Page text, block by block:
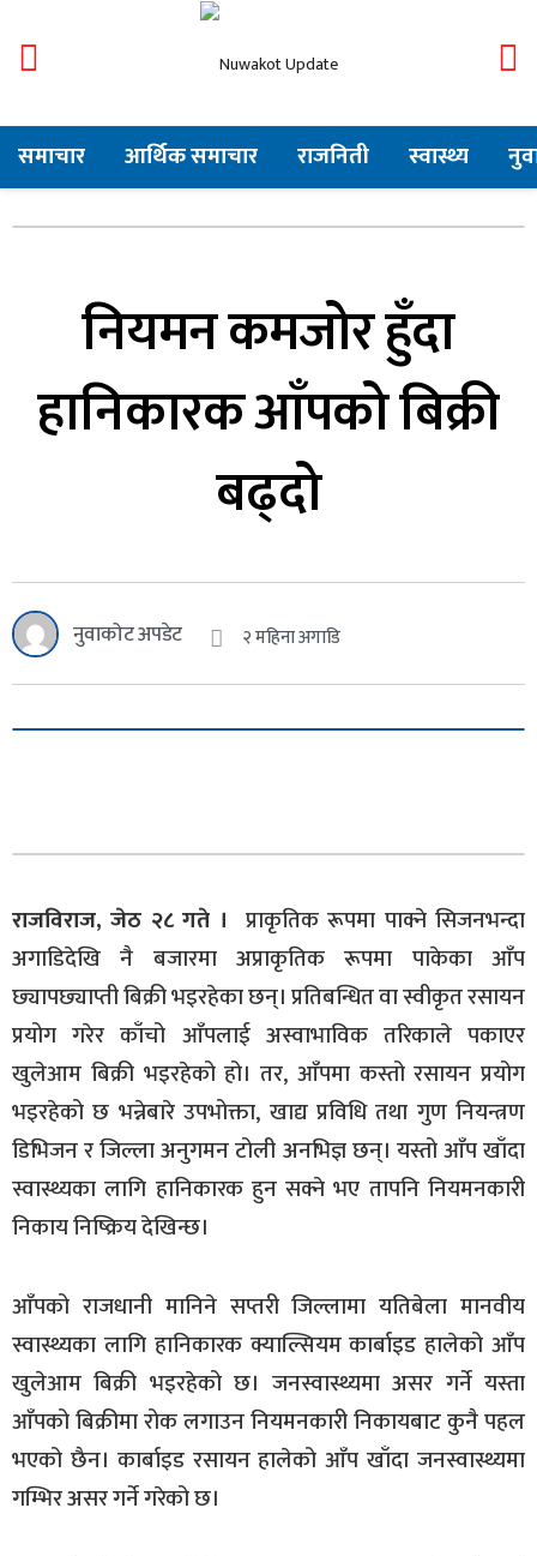
समाचार आर्थिक समाचार राजनिती स्वास्थ्य
नियमन कमजोर हुँदा
हानिकारक आँपको बिक्री
बढ्दो
नुवाकोट अपडेट २ महिना अगाडि
राजविराज, जेठ २८ गते । प्राकृतिक रूपमा पाक्ने सिजनभन्दा
अगाडिदेखि नै बजारमा अप्राकृतिक रूपमा पाकेका आँप
छ्यापछ्याप्ती बिक्री भइरहेका छन्। प्रतिबन्धित वा स्वीकृत रसायन
प्रयोग गरेर काँचो आँपलाई अस्वाभाविक तरिकाले पकाएर
खुलेआम बिक्री भइरहेको हो। तर, आँपमा कस्तो रसायन प्रयोग
भइरहेको छ भन्नेबारे उपभोक्ता, खाद्य प्रविधि तथा गुण नियन्त्रण
डिभिजन र जिल्ला अनुगमन टोली अनभिज्ञ छन्। यस्तो आँप खाँदा
स्वास्थ्यका लागि हानिकारक हुन सक्ने भए तापनि नियमनकारी
निकाय निष्क्रिय देखिन्छ।
आँपको राजधानी मानिने सप्तरी जिल्लामा यतिबेला मानवीय
स्वास्थ्यका लागि हानिकारक क्याल्सियम कार्बाइड हालेको आँप
खुलेआम बिक्री भइरहेको छ। जनस्वास्थ्यमा असर गर्ने यस्ता
आँपको बिक्रीमा रोक लगाउन नियमनकारी निकायबाट कुनै पहल
भएको छैन। कार्बाइड रसायन हालेको आँप खाँदा जनस्वास्थ्यमा
गम्भिर असर गर्ने गरेको छ।